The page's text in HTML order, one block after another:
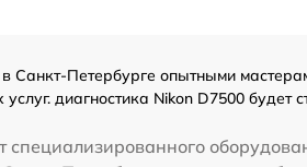
Санкт-Петербурге опытными
диагностика Nikon D7500 будет
специализированного